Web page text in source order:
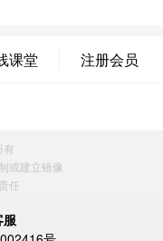
39分钟前
咨询，已获得专属情感方
面咨询，已获得专属情感
课堂 注册会员
有
或建立镜像
任
服